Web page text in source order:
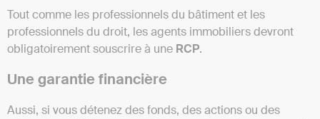
Tout comme les professionnels du bâtiment et les
professionnels du droit, les agents immobiliers devront
obligatoirement souscrire à une RCP.
Une garantie financière
Aussi, si vous détenez des fonds, des actions ou des